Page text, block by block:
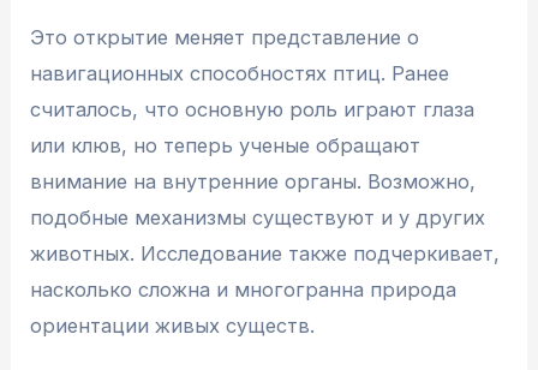
Это открытие меняет представление о
навигационных способностях птиц. Ранее
считалось, что основную роль играют глаза
или клюв, но теперь ученые обращают
внимание на внутренние органы. Возможно,
подобные механизмы существуют и у других
животных. Исследование также подчеркивает,
насколько сложна и многогранна природа
ориентации живых существ.